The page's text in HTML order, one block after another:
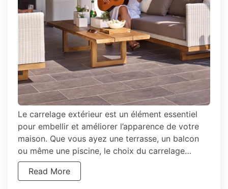
Le carrelage extérieur est un élément essentiel
pour embellir et améliorer l’apparence de votre
maison. Que vous ayez une terrasse, un balcon
ou même une piscine, le choix du carrelage…
Read More